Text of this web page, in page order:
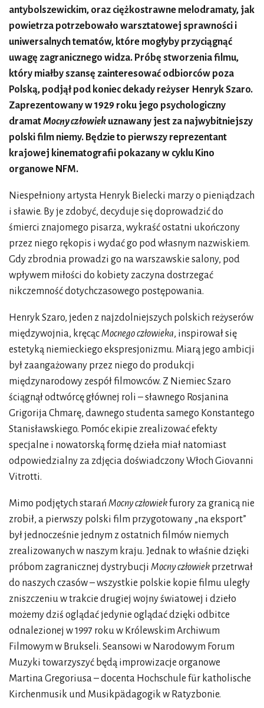
antybolszewickim, oraz ciężkostrawne melodramaty, jak
powietrza potrzebowało warsztatowej sprawności i
uniwersalnych tematów, które mogłyby przyciągnąć
uwagę zagranicznego widza. Próbę stworzenia filmu,
który miałby szansę zainteresować odbiorców poza
Polską, podjął pod koniec dekady reżyser Henryk Szaro.
Zaprezentowany w 1929 roku jego psychologiczny
dramatMocny człowiek uznawany jest za najwybitniejszy
polski film niemy. Będzie to pierwszy reprezentant
krajowej kinematografii pokazany w cyklu Kino
organowe NFM.
Niespełniony artysta Henryk Bielecki marzy o pieniądzach
i sławie. By je zdobyć, decyduje się doprowadzić do
śmierci znajomego pisarza, wykraść ostatni ukończony
przez niego rękopis i wydać go pod własnym nazwiskiem.
Gdy zbrodnia prowadzi go na warszawskie salony, pod
wpływem miłości do kobiety zaczyna dostrzegać
nikczemność dotychczasowego postępowania.
Henryk Szaro, jeden z najzdolniejszych polskich reżyserów
międzywojnia, kręcącMocnego człowieka, inspirował się
estetyką niemieckiego ekspresjonizmu. Miarą jego ambicji
był zaangażowany przez niego do produkcji
międzynarodowy zespół filmowców. Z Niemiec Szaro
ściągnął odtwórcę głównej roli – sławnego Rosjanina
Grigorija Chmarę, dawnego studenta samego Konstantego
Stanisławskiego. Pomóc ekipie zrealizować efekty
specjalne i nowatorską formę dzieła miał natomiast
odpowiedzialny za zdjęcia doświadczony Włoch Giovanni
Vitrotti.
Mimo podjętych starań Mocny człowiekfurory za granicą nie
zrobił, a pierwszy polski film przygotowany „na eksport”
był jednocześnie jednym z ostatnich filmów niemych
zrealizowanych w naszym kraju. Jednak to właśnie dzięki
próbom zagranicznej dystrybucji Mocny człowiek przetrwał
do naszych czasów – wszystkie polskie kopie filmu uległy
zniszczeniu w trakcie drugiej wojny światowej i dzieło
możemy dziś oglądać jedynie oglądać dzięki odbitce
odnalezionej w 1997 roku w Królewskim Archiwum
Filmowym w Brukseli. Seansowi w Narodowym Forum
Muzyki towarzyszyć będą improwizacje organowe
Martina Gregoriusa – docenta Hochschule für katholische
Kirchenmusik und Musikpädagogik w Ratyzbonie.